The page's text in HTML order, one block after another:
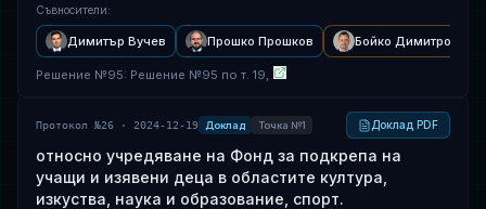
Съвносители:
Димитър Вучев Прошко Прошков Бойко Димитров
Решение №95: Решение №95 по т. 19,
Протокол №26 · 2024-12-19 Доклад Точка №1 Доклад PDF
относно учредяване на Фонд за подкрепа на
учащи и изявени деца в областите култура,
изкуства, наука и образование, спорт.